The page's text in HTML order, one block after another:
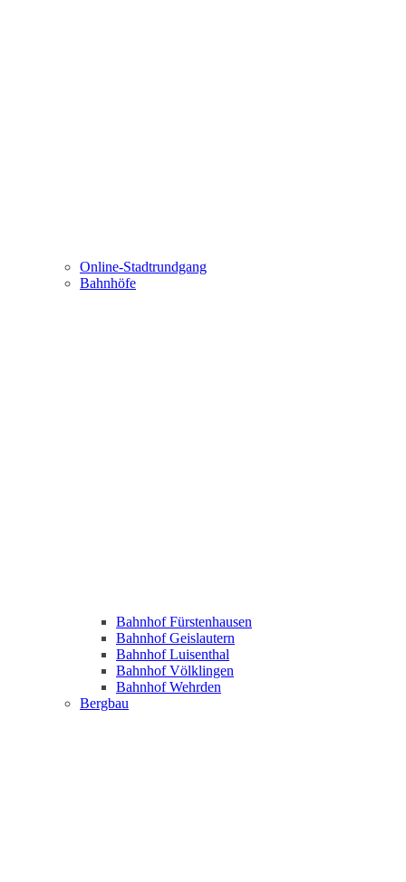
Online-Stadtrundgang
Bahnhöfe
Bahnhof Fürstenhausen
Bahnhof Geislautern
Bahnhof Luisenthal
Bahnhof Völklingen
Bahnhof Wehrden
Bergbau